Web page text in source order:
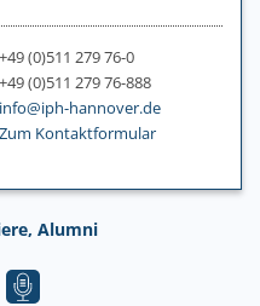
+49 (0)511 279 76-0
+49 (0)511 279 76-888
info@iph-hannover.de
Zum Kontaktformular
Alumni